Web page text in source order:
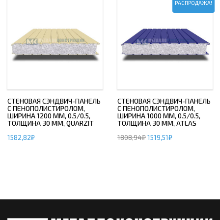
СТЕНОВАЯ СЭНДВИЧ-ПАНЕЛЬ
С ПЕНОПОЛИСТИРОЛОМ,
ШИРИНА 1200 ММ, 0.5/0.5,
ТОЛЩИНА 30 ММ, QUARZIT
1582,82₽
РАСПРОДАЖА!
СТЕНОВАЯ СЭНДВИЧ-ПАНЕЛЬ
С ПЕНОПОЛИСТИРОЛОМ,
ШИРИНА 1000 ММ, 0.5/0.5,
ТОЛЩИНА 30 ММ, ATLAS
1808,94₽1519,51₽